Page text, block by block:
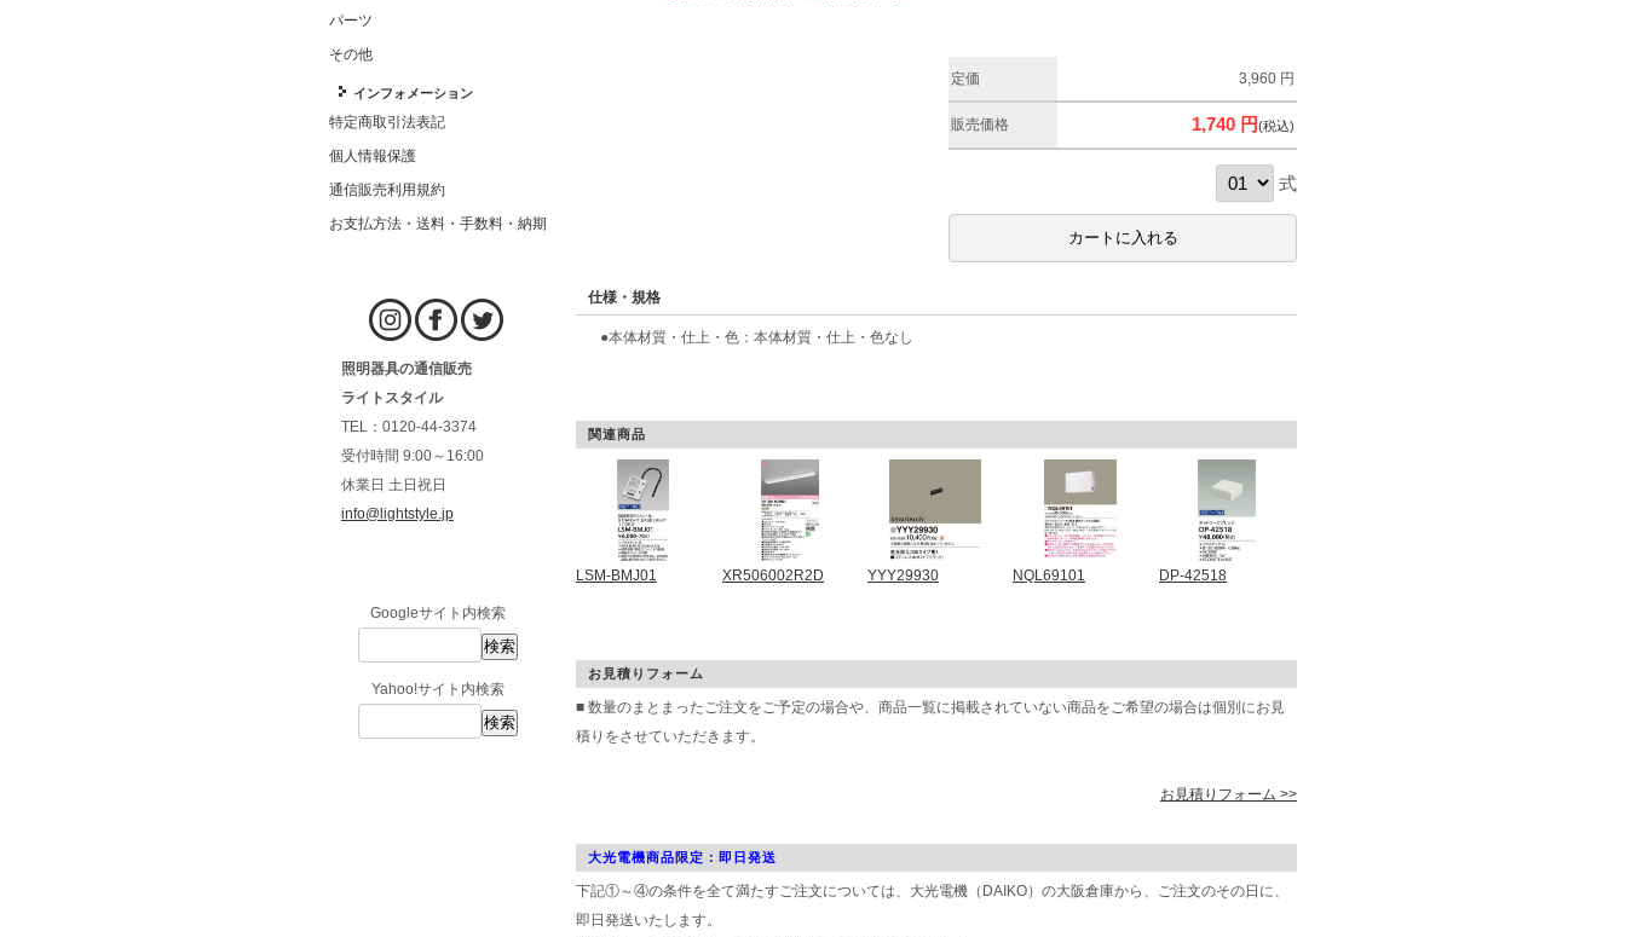
パーツ
その他
インフォメーション
特定商取引法表記
個人情報保護
通信販売利用規約
お支払方法・送料・手数料・納期
照明器具の通信販売
ライトスタイル
TEL：0120-44-3374
受付時間 9:00～16:00
休業日 土日祝日
info@lightstyle.jp
Googleサイト内検索
Yahoo!サイト内検索
定価 3,960 円
販売価格 1,740 円(税込)
式
仕様・規格
●本体材質・仕上・色：本体材質・仕上・色なし
関連商品
LSM-BMJ01 XR506002R2D YYY29930 NQL69101 DP-42518
お見積りフォーム
■ 数量のまとまったご注文をご予定の場合や、商品一覧に掲載されていない商品をご希望の場合は個別にお見
積りをさせていただきます。
お見積りフォーム >>
大光電機商品限定：即日発送
下記①～④の条件を全て満たすご注文については、大光電機（DAIKO）の大阪倉庫から、ご注文のその日に、
即日発送いたします。